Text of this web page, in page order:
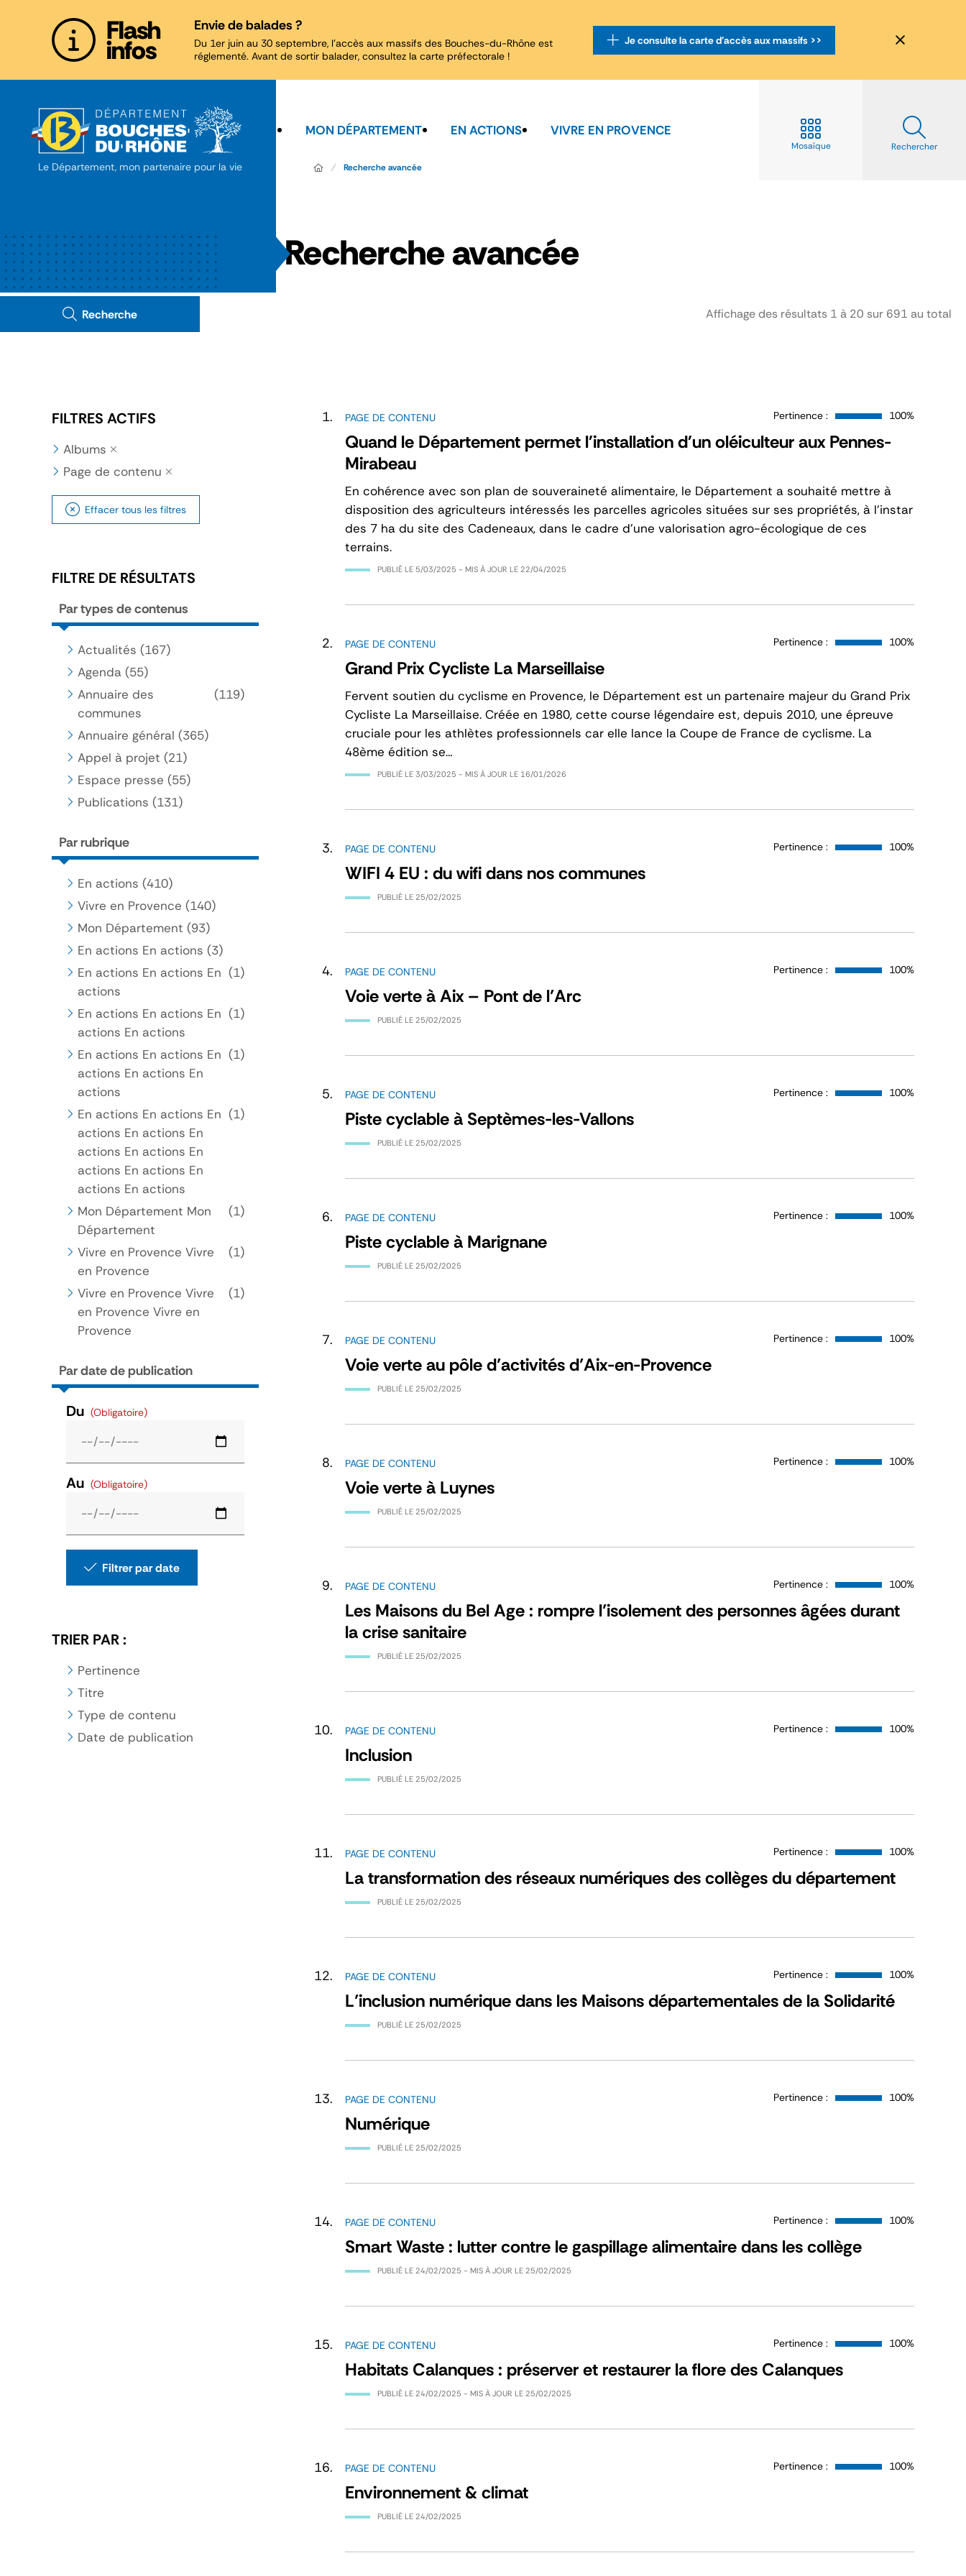
Flash
infos
Envie de balades ?
Du 1er juin au 30 septembre, l'accès aux massifs des Bouches-du-Rhône est
réglementé. Avant de sortir balader, consultez la carte préfectorale !
Je consulte la carte d'accès aux massifs >>
Le Département, mon partenaire pour la vie
MON DÉPARTEMENT EN ACTIONS VIVRE EN PROVENCE
Mosaïque
Rechercher
Recherche avancée
Recherche avancée
Recherche Affichage des résultats 1 à 20 sur 691 au total
FILTRES ACTIFS
Albums
Page de contenu
Effacer tous les filtres
FILTRE DE RÉSULTATS
Par types de contenus
Actualités (167)
Agenda (55)
Annuaire des
communes
(119)
Annuaire général (365)
Appel à projet (21)
Espace presse (55)
Publications (131)
Par rubrique
En actions (410)
Vivre en Provence (140)
Mon Département (93)
En actions En actions (3)
En actions En actions En
actions
(1)
En actions En actions En
actions En actions
(1)
En actions En actions En
actions En actions En
actions
(1)
En actions En actions En
actions En actions En
actions En actions En
actions En actions En
actions En actions
(1)
Mon Département Mon
Département
(1)
Vivre en Provence Vivre
en Provence
(1)
Vivre en Provence Vivre
en Provence Vivre en
Provence
(1)
Par date de publication
Du (Obligatoire)
Au (Obligatoire)
Filtrer par date
TRIER PAR :
Pertinence
Titre
Type de contenu
Date de publication
PAGE DE CONTENU
Quand le Département permet l'installation d'un oléiculteur aux Pennes-
Mirabeau
Pertinence : 100%
En cohérence avec son plan de souveraineté alimentaire, le Département a souhaité mettre à
disposition des agriculteurs intéressés les parcelles agricoles situées sur ses propriétés, à l’instar
des 7 ha du site des Cadeneaux, dans le cadre d’une valorisation agro-écologique de ces
terrains.
PUBLIÉ LE 5/03/2025 - MIS À JOUR LE 22/04/2025
PAGE DE CONTENU
Grand Prix Cycliste La Marseillaise
Pertinence : 100%
Fervent soutien du cyclisme en Provence, le Département est un partenaire majeur du Grand Prix
Cycliste La Marseillaise. Créée en 1980, cette course légendaire est, depuis 2010, une épreuve
cruciale pour les athlètes professionnels car elle lance la Coupe de France de cyclisme. La
48ème édition se…
PUBLIÉ LE 3/03/2025 - MIS À JOUR LE 16/01/2026
PAGE DE CONTENU
WIFI 4 EU : du wifi dans nos communes
Pertinence : 100%
PUBLIÉ LE 25/02/2025
PAGE DE CONTENU
Voie verte à Aix – Pont de l’Arc
Pertinence : 100%
PUBLIÉ LE 25/02/2025
PAGE DE CONTENU
Piste cyclable à Septèmes-les-Vallons
Pertinence : 100%
PUBLIÉ LE 25/02/2025
PAGE DE CONTENU
Piste cyclable à Marignane
Pertinence : 100%
PUBLIÉ LE 25/02/2025
PAGE DE CONTENU
Voie verte au pôle d’activités d’Aix-en-Provence
Pertinence : 100%
PUBLIÉ LE 25/02/2025
PAGE DE CONTENU
Voie verte à Luynes
Pertinence : 100%
PUBLIÉ LE 25/02/2025
PAGE DE CONTENU
Les Maisons du Bel Age : rompre l’isolement des personnes âgées durant
la crise sanitaire
Pertinence : 100%
PUBLIÉ LE 25/02/2025
PAGE DE CONTENU
Inclusion
Pertinence : 100%
PUBLIÉ LE 25/02/2025
PAGE DE CONTENU
La transformation des réseaux numériques des collèges du département
Pertinence : 100%
PUBLIÉ LE 25/02/2025
PAGE DE CONTENU
L’inclusion numérique dans les Maisons départementales de la Solidarité
Pertinence : 100%
PUBLIÉ LE 25/02/2025
PAGE DE CONTENU
Numérique
Pertinence : 100%
PUBLIÉ LE 25/02/2025
PAGE DE CONTENU
Smart Waste : lutter contre le gaspillage alimentaire dans les collège
Pertinence : 100%
PUBLIÉ LE 24/02/2025 - MIS À JOUR LE 25/02/2025
PAGE DE CONTENU
Habitats Calanques : préserver et restaurer la flore des Calanques
Pertinence : 100%
PUBLIÉ LE 24/02/2025 - MIS À JOUR LE 25/02/2025
PAGE DE CONTENU
Environnement & climat
Pertinence : 100%
PUBLIÉ LE 24/02/2025